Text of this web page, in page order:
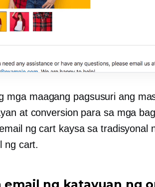
mga maagang pagsusuri ang
at conversion para sa mga
ng cart kaysa sa tradisyonal
ng cart.